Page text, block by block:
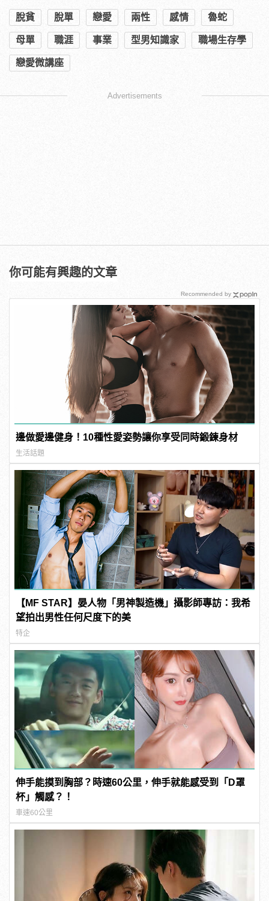
脫貧 脫單 戀愛 兩性 感情 魯蛇
母單 職涯 事業 型男知識家 職場生存學
戀愛微講座
Advertisements
你可能有興趣的文章
邊做愛邊健身！10種性愛姿勢讓你享受同時鍛鍊身材
生活話題
【MF STAR】晏人物「男神製造機」攝影師專訪：我希
望拍出男性任何尺度下的美
特企
伸手能摸到胸部？時速60公里，伸手就能感受到「D罩
杯」觸感？！
車速60公里
Recommended by